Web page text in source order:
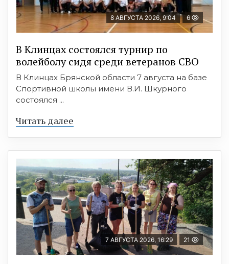
8 АВГУСТА 2026, 9:04 6
В Клинцах состоялся турнир по
волейболу сидя среди ветеранов СВО
В Клинцах Брянской области 7 августа на базе
Спортивной школы имени В.И. Шкурного
состоялся ...
Читать далее
7 АВГУСТА 2026, 16:29 21